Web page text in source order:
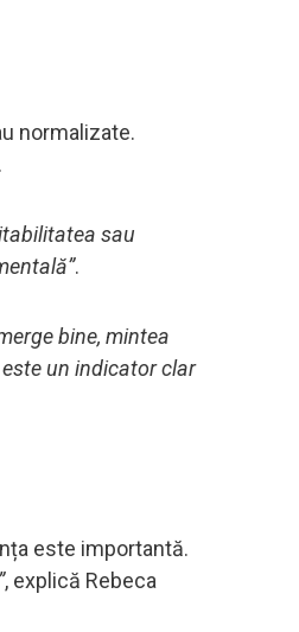
normalizate.
sau
.
bine, mintea
un indicator clar
este importantă.
, explică Rebeca